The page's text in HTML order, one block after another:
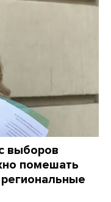
выборов
помешать